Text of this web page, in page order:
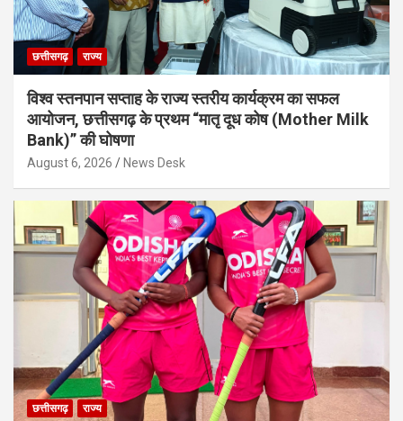
छत्तीसगढ़ राज्य
विश्व स्तनपान सप्ताह के राज्य स्तरीय कार्यक्रम का सफल
आयोजन, छत्तीसगढ़ के प्रथम “मातृ दूध कोष (Mother Milk
Bank)” की घोषणा
August 6, 2026 News Desk
छत्तीसगढ़ राज्य